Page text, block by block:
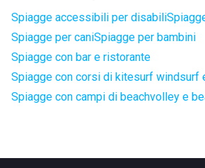
Spiagge accessibili per disabili
Spiagge per caniSpiagge per bambini
Spiagge con bar e ristorante
Spiagge con corsi di kitesurf windsurf
Spiagge con campi di beachvolley e